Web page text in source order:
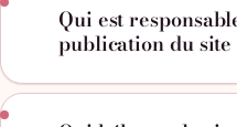
Qui est
publication du